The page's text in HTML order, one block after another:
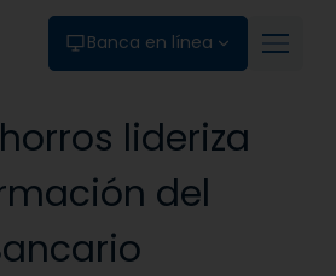
Banca en línea
lideriza
del